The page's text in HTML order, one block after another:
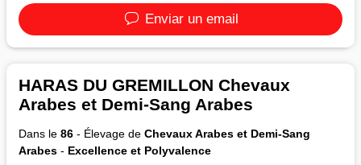
Enviar un email
HARAS DU GREMILLON Chevaux
Arabes et Demi-Sang Arabes
Dans le 86 - Élevage de Chevaux Arabes et Demi-Sang
Arabes - Excellence et Polyvalence